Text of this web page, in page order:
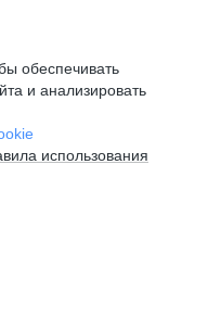
обеспечивать
и анализировать
использования